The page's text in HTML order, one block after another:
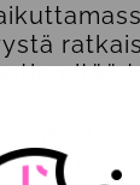
pitää